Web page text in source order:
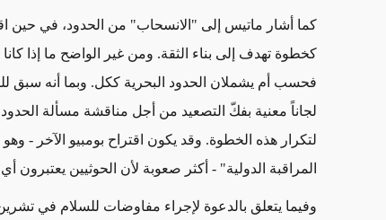
كما أشار ماتيس إلى "الانسحاب" من الحدود، في حين
كخطوة تهدف إلى بناء الثقة. ومن غير الواضح ما إذا
لجاناً معنية بفكّ التصعيد من أجل مناقشة مسألة
لتكرار هذه الخطوة. وقد يكون اقتراح بومبيو الآخر -
المراقبة الدولية" - أكثر صعوبة لأن الحوثيين يعتبرون
وفيما يتعلق بالدعوة لإجراء مفاوضات للسلام في تشرين